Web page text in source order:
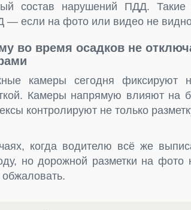
состав нарушений ПДД. Такие
если на фото или видео не видно
во время осадков не
камеры сегодня фиксируют
Камеры напрямую влияют на
контролируют не только
когда водителю всё же
но дорожной разметки на